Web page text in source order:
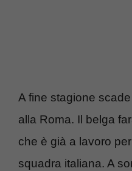
A fine stagione
alla Roma. Il belga
che è già a lavoro
squadra italiana. A